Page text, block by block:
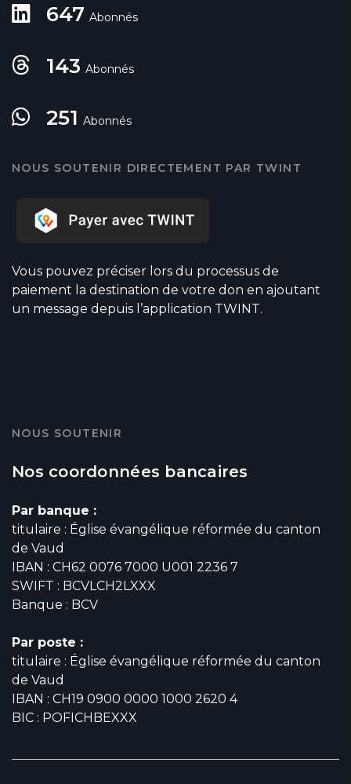
647 Abonnés
143 Abonnés
251 Abonnés
NOUS SOUTENIR DIRECTEMENT PAR TWINT
Vous pouvez préciser lors du processus de
paiement la destination de votre don en ajoutant
un message depuis l’application TWINT.
NOUS SOUTENIR
Nos coordonnées bancaires
Par banque :
titulaire : Église évangélique réformée du canton
de Vaud
IBAN : CH62 0076 7000 U001 2236 7
SWIFT : BCVLCH2LXXX
Banque : BCV
Par poste :
titulaire : Église évangélique réformée du canton
de Vaud
IBAN : CH19 0900 0000 1000 2620 4
BIC : POFICHBEXXX